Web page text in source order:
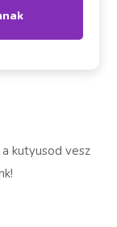
kutyusod vesz